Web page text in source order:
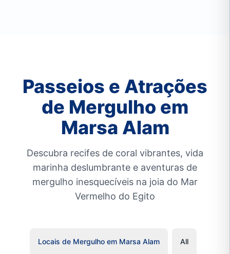
Passeios e Atrações
de Mergulho em
Marsa Alam
Descubra recifes de coral vibrantes, vida
marinha deslumbrante e aventuras de
mergulho inesquecíveis na joia do Mar
Vermelho do Egito
Locais de Mergulho em Marsa Alam All